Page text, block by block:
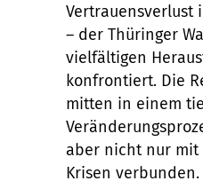
Vertrauensverlust
– der Thüringer
vielfältigen
konfrontiert. Die
mitten in einem
aber nicht nur mit
Krisen